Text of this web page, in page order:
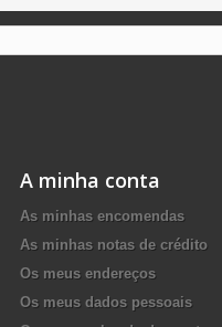
A minha conta
As minhas encomendas
As minhas notas de crédito
Os meus endereços
Os meus dados pessoais